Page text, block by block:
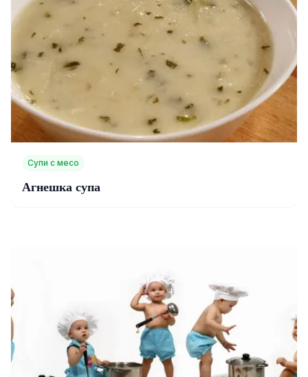
Супи с месо
Агнешка супа